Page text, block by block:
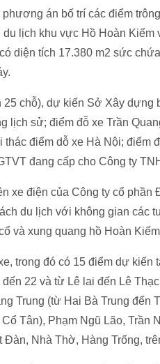
án bố trí các điểm
lịch khu vực Hồ Hoàn
diện tích 17.380 m2 sức
chỗ), dự kiến Sở Xây dựng
lịch sử; điểm đỗ xe Trần
điểm dỗ xe Hà Nội; điểm
đang cấp cho Công ty
xe điện của Công ty cổ phần
du lịch với không gian các
và xung quang hồ Hoàn
trong đó có 15 điểm dự kiến
22 và từ Lê lai đến Lê
Trung (từ Hai Bà Trung đến
Tân), Phạm Ngũ Lão, Trần
Nhà Thờ, Hàng Trống,